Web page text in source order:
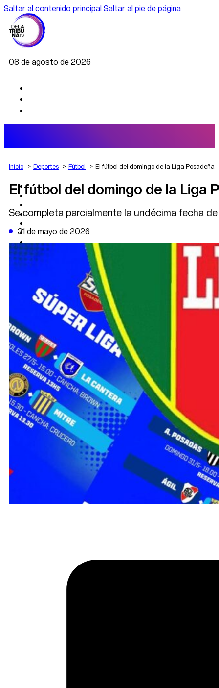
Saltar al contenido principal Saltar al pie de página
08 de agosto de 2026
AGRO
DEPORTES
POLÍTICA
DATA FIRME
DE LA TRIBUNA TV
Inicio Deportes Fútbol El fútbol del domingo de la Liga Posadeña
El fútbol del domingo de la Liga
Se completa parcialmente la undécima fecha
31 de mayo de 2026